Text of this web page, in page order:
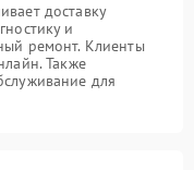
доставку
и
ремонт. Клиенты
Также
для